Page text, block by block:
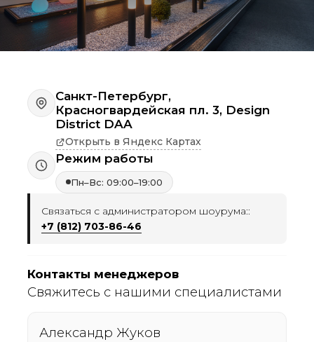
Санкт-Петербург,
Красногвардейская пл. 3, Design
District DAA
Открыть в Яндекс Картах
Режим работы
Пн–Вс: 09:00–19:00
Связаться с администратором шоурума::
+7 (812) 703-86-46
Контакты менеджеров
Свяжитесь с нашими специалистами
Александр Жуков